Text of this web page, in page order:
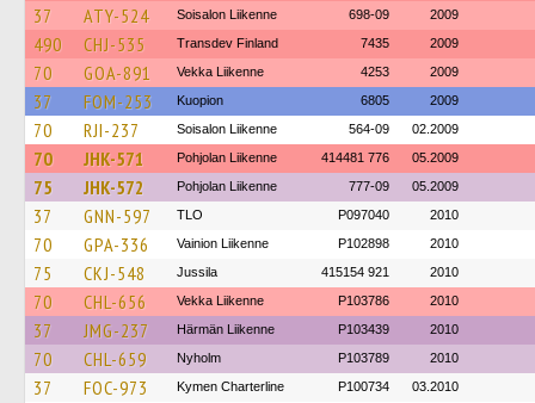
37 ATY-524 Soisalon Liikenne 698-09 2009
490 CHJ-535 Transdev Finland 7435 2009
70 GOA-891 Vekka Liikenne 4253 2009
37 FOM-253 Kuopion 6805 2009
70 RJI-237 Soisalon Liikenne 564-09 02.2009
70 JHK-571 Pohjolan Liikenne 414481 776 05.2009
75 JHK-572 Pohjolan Liikenne 777-09 05.2009
37 GNN-597 TLO P097040 2010
70 GPA-336 Vainion Liikenne P102898 2010
75 CKJ-548 Jussila 415154 921 2010
70 CHL-656 Vekka Liikenne P103786 2010
37 JMG-237 Härmän Liikenne P103439 2010
70 CHL-659 Nyholm P103789 2010
37 FOC-973 Kymen Charterline P100734 03.2010